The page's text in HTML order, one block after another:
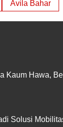
Avila Bahar
Kaum Hawa,
Solusi